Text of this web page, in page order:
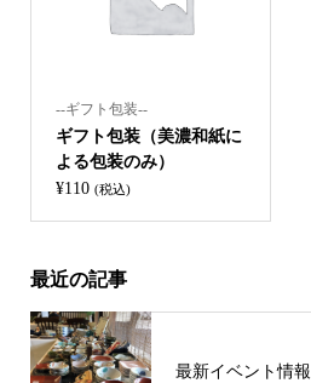
--ギフト包装--
ギフト包装（美濃和紙に
よる包装のみ）
¥110 (税込)
最近の記事
最新イベント情報